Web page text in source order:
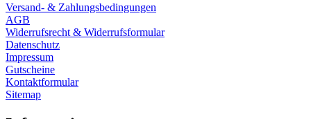
Versand- & Zahlungsbedingungen
AGB
Widerrufsrecht & Widerrufsformular
Datenschutz
Impressum
Gutscheine
Kontaktformular
Sitemap